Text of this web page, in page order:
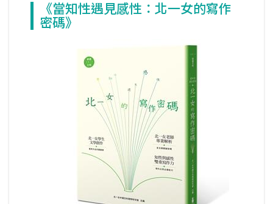
《當知性遇見感性：北一女的寫作
密碼》